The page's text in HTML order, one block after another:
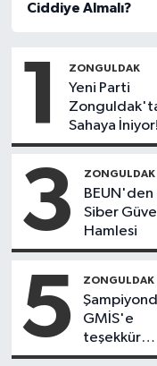
Ciddiye Almalı?
1 ZONGULDAK
Yeni Parti
Sahaya
İlçede
Başladı
3 ZONGULDAK
BEUN'den
Siber
Hamlesi
5 ZONGULDAK
GMİS'e
teşekkür
ziyareti